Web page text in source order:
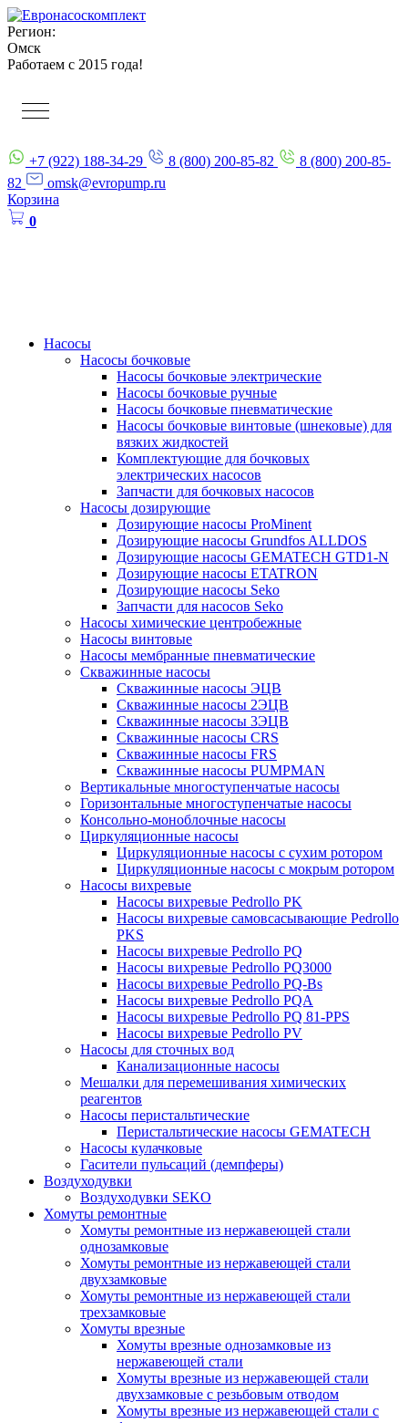
Регион:
Омск
Работаем с 2015 года!
+7 (922) 188-34-29 8 (800) 200-85-82
8 (800) 200-85-
82
omsk@evropump.ru
Корзина
0
Насосы
Насосы бочковые
Насосы бочковые электрические
Насосы бочковые ручные
Насосы бочковые пневматические
Насосы бочковые винтовые (шнековые) для
вязких жидкостей
Комплектующие для бочковых
электрических насосов
Запчасти для бочковых насосов
Насосы дозирующие
Дозирующие насосы ProMinent
Дозирующие насосы Grundfos ALLDOS
Дозирующие насосы GEMATECH GTD1-N
Дозирующие насосы ETATRON
Дозирующие насосы Seko
Запчасти для насосов Seko
Насосы химические центробежные
Насосы винтовые
Насосы мембранные пневматические
Скважинные насосы
Скважинные насосы ЭЦВ
Скважинные насосы 2ЭЦВ
Скважинные насосы 3ЭЦВ
Скважинные насосы CRS
Скважинные насосы FRS
Скважинные насосы PUMPMAN
Вертикальные многоступенчатые насосы
Горизонтальные многоступенчатые насосы
Консольно-моноблочные насосы
Циркуляционные насосы
Циркуляционные насосы с сухим ротором
Циркуляционные насосы с мокрым ротором
Насосы вихревые
Насосы вихревые Pedrollo PK
Насосы вихревые самовсасывающие Pedrollo
PKS
Насосы вихревые Pedrollo PQ
Насосы вихревые Pedrollo PQ3000
Насосы вихревые Pedrollo PQ-Bs
Насосы вихревые Pedrollo PQA
Насосы вихревые Pedrollo PQ 81-PPS
Насосы вихревые Pedrollo PV
Насосы для сточных вод
Канализационные насосы
Мешалки для перемешивания химических
реагентов
Насосы перистальтические
Перистальтические насосы GEMATECH
Насосы кулачковые
Гасители пульсаций (демпферы)
Воздуходувки
Воздуходувки SEKO
Хомуты ремонтные
Хомуты ремонтные из нержавеющей стали
однозамковые
Хомуты ремонтные из нержавеющей стали
двухзамковые
Хомуты ремонтные из нержавеющей стали
трехзамковые
Хомуты врезные
Хомуты врезные однозамковые из
нержавеющей стали
Хомуты врезные из нержавеющей стали
двухзамковые с резьбовым отводом
Хомуты врезные из нержавеющей стали с